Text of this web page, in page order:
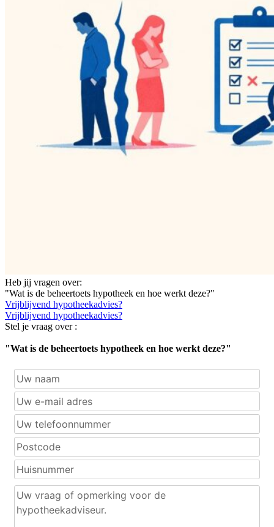
Heb jij vragen over:
"Wat is de beheertoets hypotheek en hoe werkt deze?"
Vrijblijvend hypotheekadvies?
Vrijblijvend hypotheekadvies?
Stel je vraag over :
"Wat is de beheertoets hypotheek en hoe werkt deze?"